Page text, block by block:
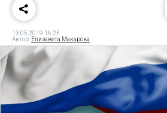
13.05.2019 16:25
Автор: Елизавета Макарова